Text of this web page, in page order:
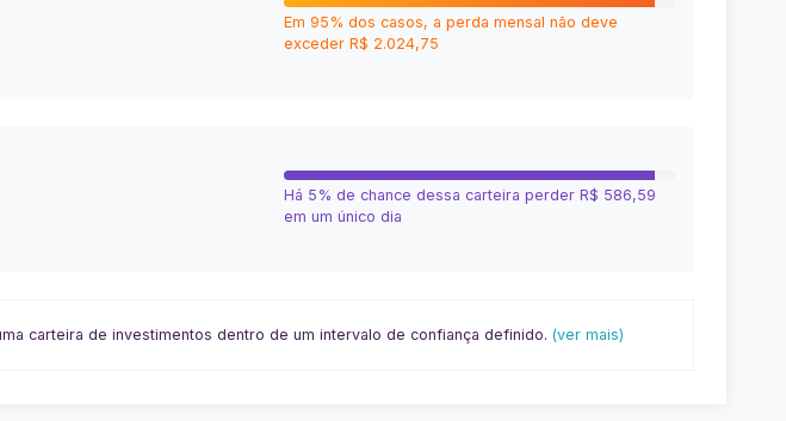
Em 95% dos casos, a perda mensal não deve
exceder R$ 2.024,75
Há 5% de chance dessa carteira perder R$ 586,59
em um único dia
carteira de investimentos dentro de um intervalo de confiança definido. (ver mais)